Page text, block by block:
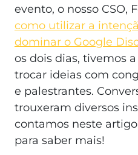
evento, o nosso CSO,
como utilizar a
dominar o Google
os dois dias, tivemos
trocar ideias com
e palestrantes.
trouxeram diversos
contamos neste
para saber mais!